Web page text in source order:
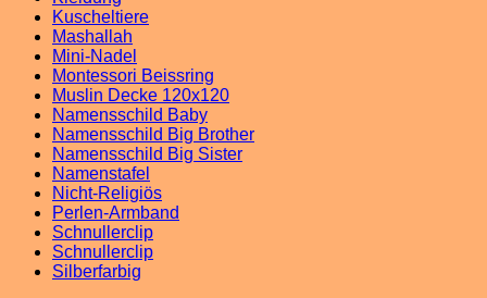
Kuscheltiere
Mashallah
Mini-Nadel
Montessori Beissring
Muslin Decke 120x120
Namensschild Baby
Namensschild Big Brother
Namensschild Big Sister
Namenstafel
Nicht-Religiös
Perlen-Armband
Schnullerclip
Schnullerclip
Silberfarbig